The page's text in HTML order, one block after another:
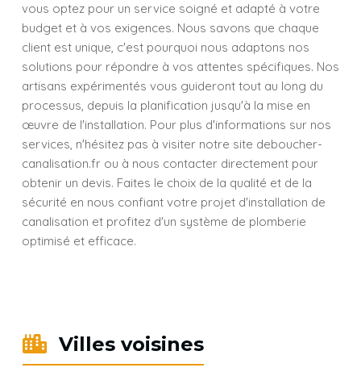
vous optez pour un service soigné et adapté à votre
budget et à vos exigences. Nous savons que chaque
client est unique, c'est pourquoi nous adaptons nos
solutions pour répondre à vos attentes spécifiques. Nos
artisans expérimentés vous guideront tout au long du
processus, depuis la planification jusqu'à la mise en
œuvre de l'installation. Pour plus d'informations sur nos
services, n'hésitez pas à visiter notre site deboucher-
canalisation.fr ou à nous contacter directement pour
obtenir un devis. Faites le choix de la qualité et de la
sécurité en nous confiant votre projet d'installation de
canalisation et profitez d'un système de plomberie
optimisé et efficace.
Villes voisines